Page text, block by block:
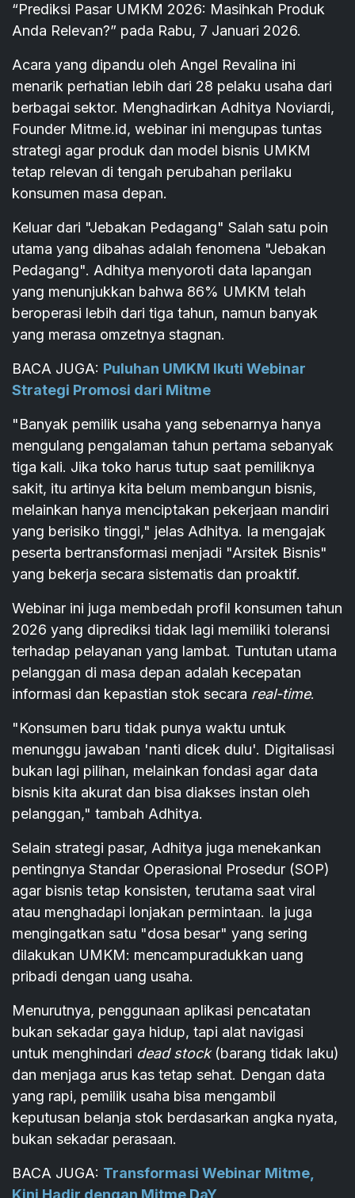
“Prediksi Pasar UMKM 2026: Masihkah Produk
Anda Relevan?” pada Rabu, 7 Januari 2026.
Acara yang dipandu oleh Angel Revalina ini
menarik perhatian lebih dari 28 pelaku usaha dari
berbagai sektor. Menghadirkan Adhitya Noviardi,
Founder Mitme.id, webinar ini mengupas tuntas
strategi agar produk dan model bisnis UMKM
tetap relevan di tengah perubahan perilaku
konsumen masa depan.
Keluar dari "Jebakan Pedagang" Salah satu poin
utama yang dibahas adalah fenomena "Jebakan
Pedagang". Adhitya menyoroti data lapangan
yang menunjukkan bahwa 86% UMKM telah
beroperasi lebih dari tiga tahun, namun banyak
yang merasa omzetnya stagnan.
BACA JUGA: Puluhan UMKM Ikuti Webinar
Strategi Promosi dari Mitme
"Banyak pemilik usaha yang sebenarnya hanya
mengulang pengalaman tahun pertama sebanyak
tiga kali. Jika toko harus tutup saat pemiliknya
sakit, itu artinya kita belum membangun bisnis,
melainkan hanya menciptakan pekerjaan mandiri
yang berisiko tinggi," jelas Adhitya. Ia mengajak
peserta bertransformasi menjadi "Arsitek Bisnis"
yang bekerja secara sistematis dan proaktif.
Webinar ini juga membedah profil konsumen tahun
2026 yang diprediksi tidak lagi memiliki toleransi
terhadap pelayanan yang lambat. Tuntutan utama
pelanggan di masa depan adalah kecepatan
informasi dan kepastian stok secara real-time.
"Konsumen baru tidak punya waktu untuk
menunggu jawaban 'nanti dicek dulu'. Digitalisasi
bukan lagi pilihan, melainkan fondasi agar data
bisnis kita akurat dan bisa diakses instan oleh
pelanggan," tambah Adhitya.
Selain strategi pasar, Adhitya juga menekankan
pentingnya Standar Operasional Prosedur (SOP)
agar bisnis tetap konsisten, terutama saat viral
atau menghadapi lonjakan permintaan. Ia juga
mengingatkan satu "dosa besar" yang sering
dilakukan UMKM: mencampuradukkan uang
pribadi dengan uang usaha.
Menurutnya, penggunaan aplikasi pencatatan
bukan sekadar gaya hidup, tapi alat navigasi
untuk menghindari dead stock(barang tidak laku)
dan menjaga arus kas tetap sehat. Dengan data
yang rapi, pemilik usaha bisa mengambil
keputusan belanja stok berdasarkan angka nyata,
bukan sekadar perasaan.
BACA JUGA: Transformasi Webinar Mitme,